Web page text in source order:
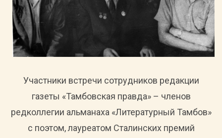
Участники встречи сотрудников редакции
газеты «Тамбовская правда» – членов
редколлегии альманаха «Литературный Тамбов»
с поэтом, лауреатом Сталинских премий